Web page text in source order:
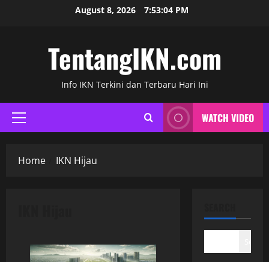
August 8, 2026 7:53:05 PM
TentangIKN.com
Info IKN Terkini dan Terbaru Hari Ini
Primary
Menu
WATCH VIDEO
Home IKN Hijau